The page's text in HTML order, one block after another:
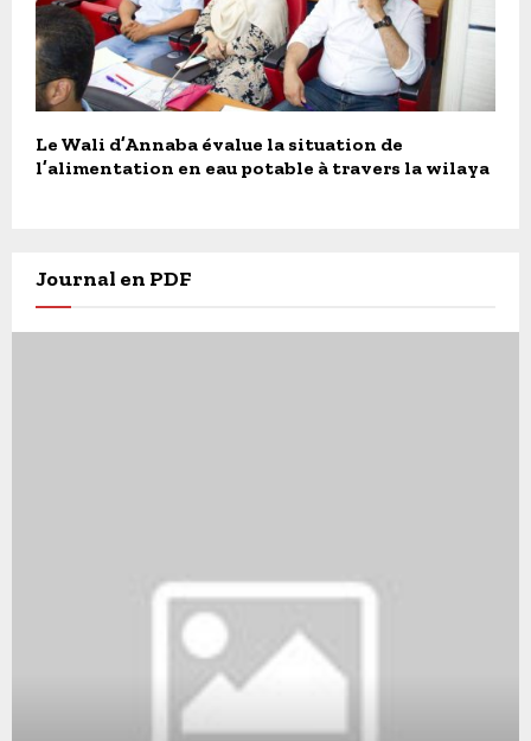
Le Wali d’Annaba évalue la situation de
l’alimentation en eau potable à travers la wilaya
Journal en PDF